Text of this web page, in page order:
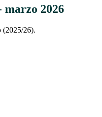
2026
(2025/26).